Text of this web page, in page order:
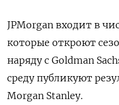
JPMorgan входит в
которые откроют
наряду с Goldman
среду публикуют
Morgan Stanley.